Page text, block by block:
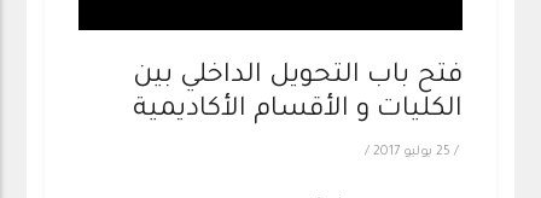
فتح باب التحويل الداخلي بين
الكليات و الأقسام الأكاديمية
/ 25 يوليو 2017 /